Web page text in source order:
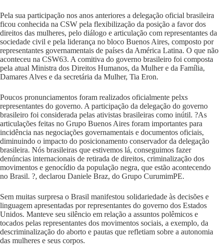
Pela sua participação nos anos anteriores a delegação oficial brasileira
ficou conhecida na CSW pela flexibilização da posição a favor dos
direitos das mulheres, pelo diálogo e articulação com representantes da
sociedade civil e pela liderança no bloco Buenos Aires, composto por
representantes governamentais de países da América Latina. O que não
aconteceu na CSW63. A comitiva do governo brasileiro foi composta
pela atual Ministra dos Direitos Humanos, da Mulher e da Família,
Damares Alves e da secretária da Mulher, Tia Eron.
Poucos pronunciamentos foram realizados oficialmente pelxs
representantes do governo. A participação da delegação do governo
brasileiro foi considerada pelas ativistas brasileiras como inútil. ?As
articulações feitas no Grupo Buenos Aires foram importantes para
incidência nas negociações governamentais e documentos oficiais,
diminuindo o impacto do posicionamento conservador da delegação
brasileira. Nós brasileiras que estivemos lá, conseguimos fazer
denúncias internacionais de retirada de direitos, criminalização dos
movimentos e genocídio da população negra, que estão acontecendo
no Brasil. ?, declarou Daniele Braz, do Grupo CurumimPE.
Sem muitas surpresa o Brasil manifestou solidariedade às decisões e
linguagem apresentadas por representantes do governo dos Estados
Unidos. Manteve seu silêncio em relação a assuntos polêmicos e
tocados pelas representantes dos movimentos sociais, a exemplo, da
descriminalização do aborto e pautas que refletiam sobre a autonomia
das mulheres e seus corpos.